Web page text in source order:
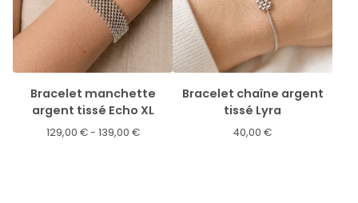
Bracelet manchette
argent tissé Echo XL
129,00 €- 139,00 €
Bracelet chaîne argent
tissé Lyra
40,00 €